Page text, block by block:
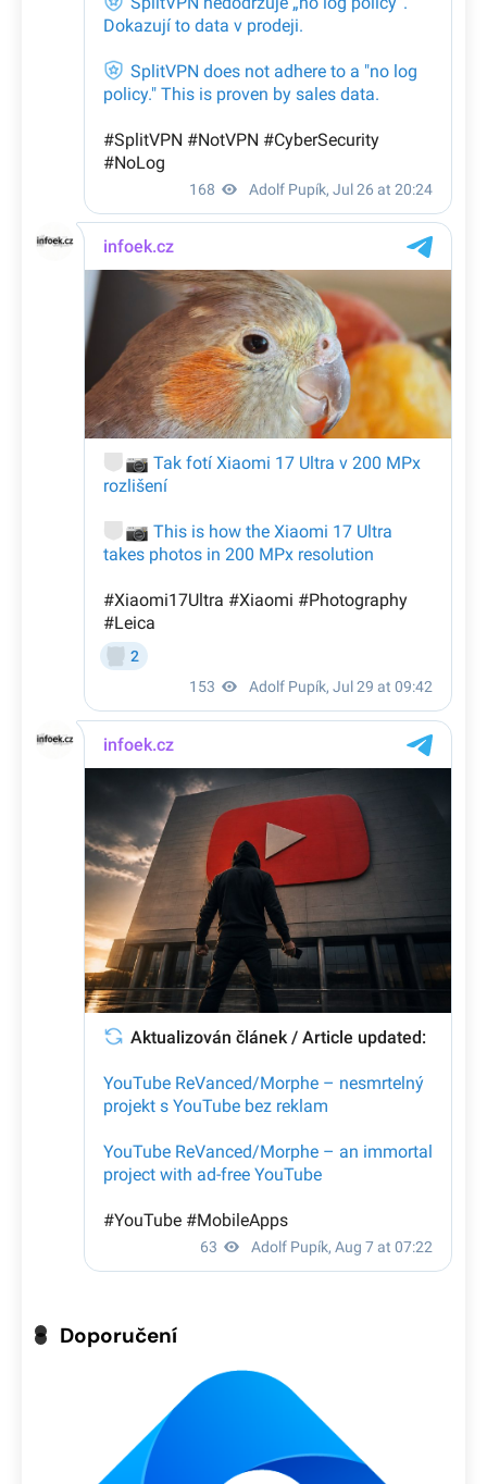
Doporučení